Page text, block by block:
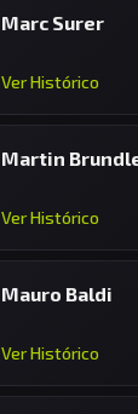
Marc Surer
Ver Histórico
Martin
Ver Histórico
Mauro Baldi
Ver Histórico